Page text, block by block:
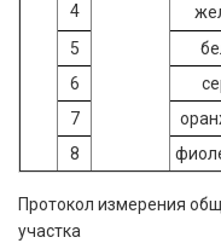
4
5
6
7
8
Протокол измерения
участка